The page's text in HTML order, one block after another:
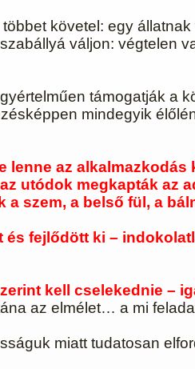
követel: egy
váljon: végtelen
támogatják a
mindegyik
az alkalmazkodás
utódok megkapták az
szem, a belső fül, a
fejlődött ki –
kell cselekednie –
az elmélet… a mi
miatt tudatosan